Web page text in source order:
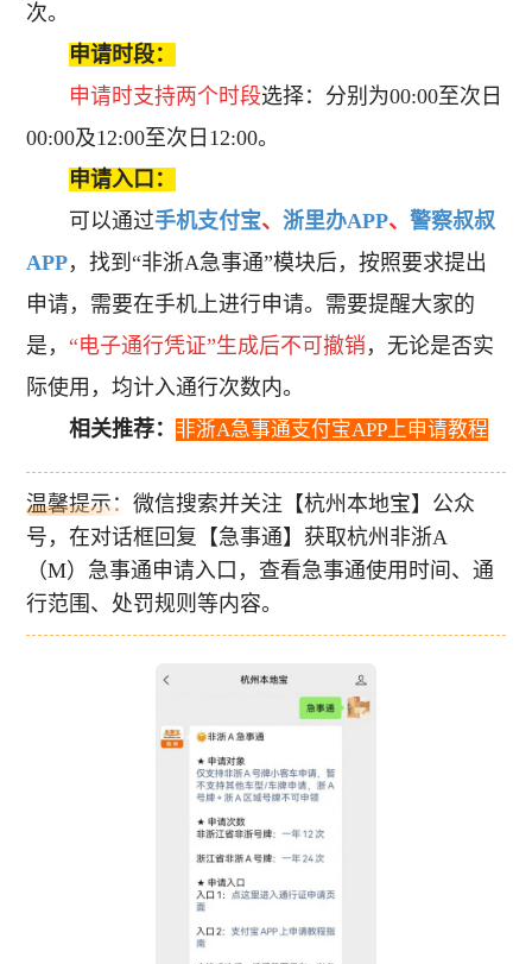
次。
申请时段：
申请时支持两个时段选择：分别为00:00至次日
00:00及12:00至次日12:00。
申请入口：
可以通过手机支付宝、 浙里办APP、 警察叔叔
APP，找到“非浙A急事通”模块后，按照要求提出
申请，需要在手机上进行申请。需要提醒大家的
是， “电子通行凭证”生成后不可撤销 ，无论是否实
际使用，均计入通行次数内。
相关推荐：
非浙A急事通支付宝APP上申请教程
温馨提示：微信搜索并关注【杭州本地宝】公众
号，在对话框回复【急事通】获取杭州非浙A
（M）急事通申请入口，查看急事通使用时间、通
行范围、处罚规则等内容。